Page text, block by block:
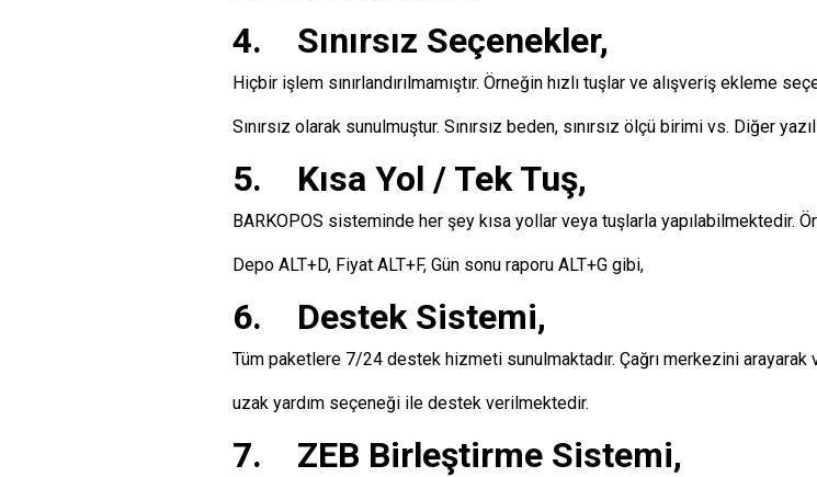
4. Sınırsız Seçenekler,
Hiçbir işlem sınırlandırılmamıştır. Örneğin hızlı tuşlar ve alışveriş ekleme
Sınırsız olarak sunulmuştur. Sınırsız beden, sınırsız ölçü birimi vs. Diğer
5. Kısa Yol / Tek Tuş,
BARKOPOS sisteminde her şey kısa yollar veya tuşlarla yapılabilmektedir.
Depo ALT+D, Fiyat ALT+F, Gün sonu raporu ALT+G gibi,
6. Destek Sistemi,
Tüm paketlere 7/24 destek hizmeti sunulmaktadır. Çağrı merkezini arayarak
uzak yardım seçeneği ile destek verilmektedir.
7. ZEB Birleştirme Sistemi,